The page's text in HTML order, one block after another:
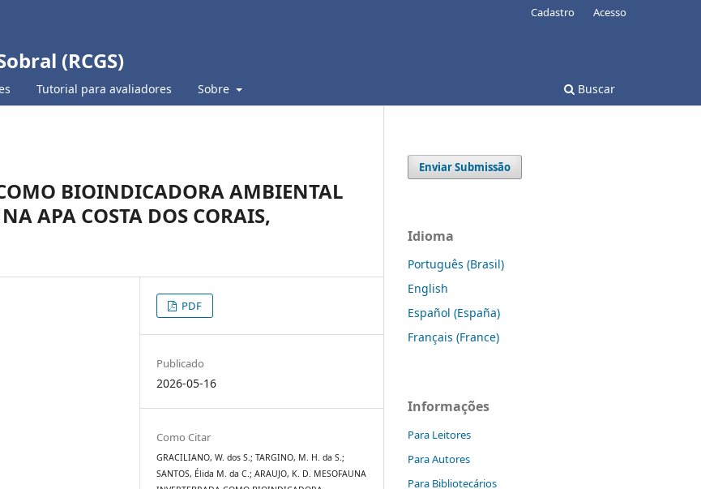
(RCGS)
Tutorial para avaliadores Sobre Buscar
Cadastro Acesso
BIOINDICADORA AMBIENTAL
APA COSTA DOS CORAIS,
PDF
Publicado
2026-05-16
Como Citar
GRACILIANO, W. dos S.; TARGINO, M. H. da S.;
SANTOS, Élida M. da C.; ARAUJO, K. D. MESOFAUNA
Enviar Submissão
Idioma
Português (Brasil)
English
Español (España)
Français (France)
Informações
Para Leitores
Para Autores
Para Bibliotecários